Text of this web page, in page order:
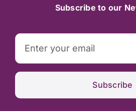
Subscribe to our
Subscribe